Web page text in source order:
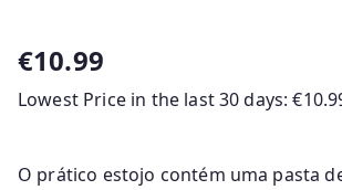
€10.99
Lowest Price in the last 30 days:€
O prático estojo contém uma pasta